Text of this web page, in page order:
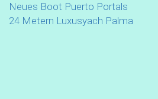
Neues Boot Puerto Portals
24 Metern Luxusyach Palma